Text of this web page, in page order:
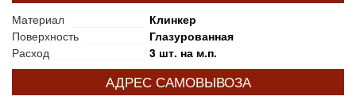
Материал
Клинкер
Поверхность
Глазурованная
Расход
3 шт. на м.п.
АДРЕС САМОВЫВОЗА